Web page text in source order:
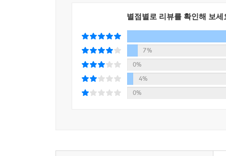
별점별로 리뷰를 확인해 보세
7%
0%
4%
0%